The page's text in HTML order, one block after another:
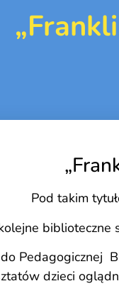
Pod takim
biblioteczne
Pedagogicznej
dzieci